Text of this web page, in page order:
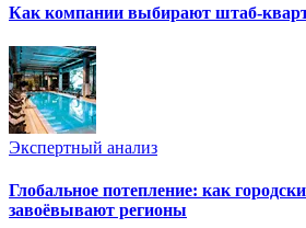
Как компании выбирают штаб-
Экспертный анализ
Глобальное потепление: как
завоёвывают регионы